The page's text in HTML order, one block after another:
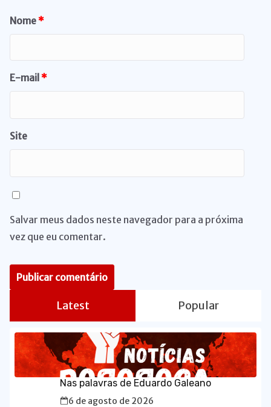
Nome*
E-mail*
Site
Salvar meus dados neste navegador para a próxima
vez que eu comentar.
Latest Popular
Nas palavras de Eduardo Galeano
6 de agosto de 2026